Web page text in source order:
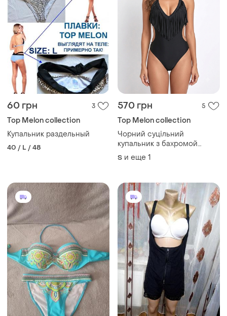
60 грн 3
Top Melon collection
Купальник раздельный
40 / L / 48
570 грн 5
Top Melon collection
Чорний суцільний
купальник з бахромой
topmelon
S и еще 1